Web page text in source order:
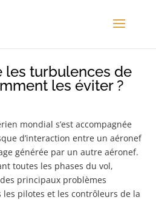
les turbulences de
les éviter ?
mondial s’est accompagnée
d’interaction entre un aéronef
générée par un autre aéronef.
toutes les phases du vol,
principaux problèmes
pilotes et les contrôleurs de la